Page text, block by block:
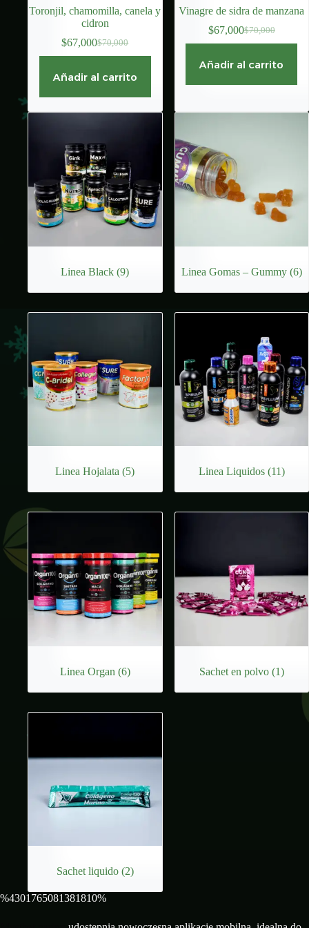
Toronjil, chamomilla, canela y
cidron
$70,000
El
original
$70,000.
$67,000El
actual
$67,000.
Añadir al carrito
Vinagre de sidra de manzana
$70,000
El
original
$70,000.
$67,000El
actual
$67,000.
Añadir al carrito
Linea Black(9) Linea Gomas – Gummy (6)
Linea Hojalata(5) Linea Liquidos (11)
Linea Organ (6) Sachet en polvo (1)
Sachet liquido (2)
%4301765081381810%